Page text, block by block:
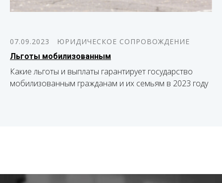
07.09.2023
ЮРИДИЧЕСКОЕ СОПРОВОЖДЕНИЕ
Льготы мобилизованным
Какие льготы и выплаты гарантирует государство
мобилизованным гражданам и их семьям в 2023 году